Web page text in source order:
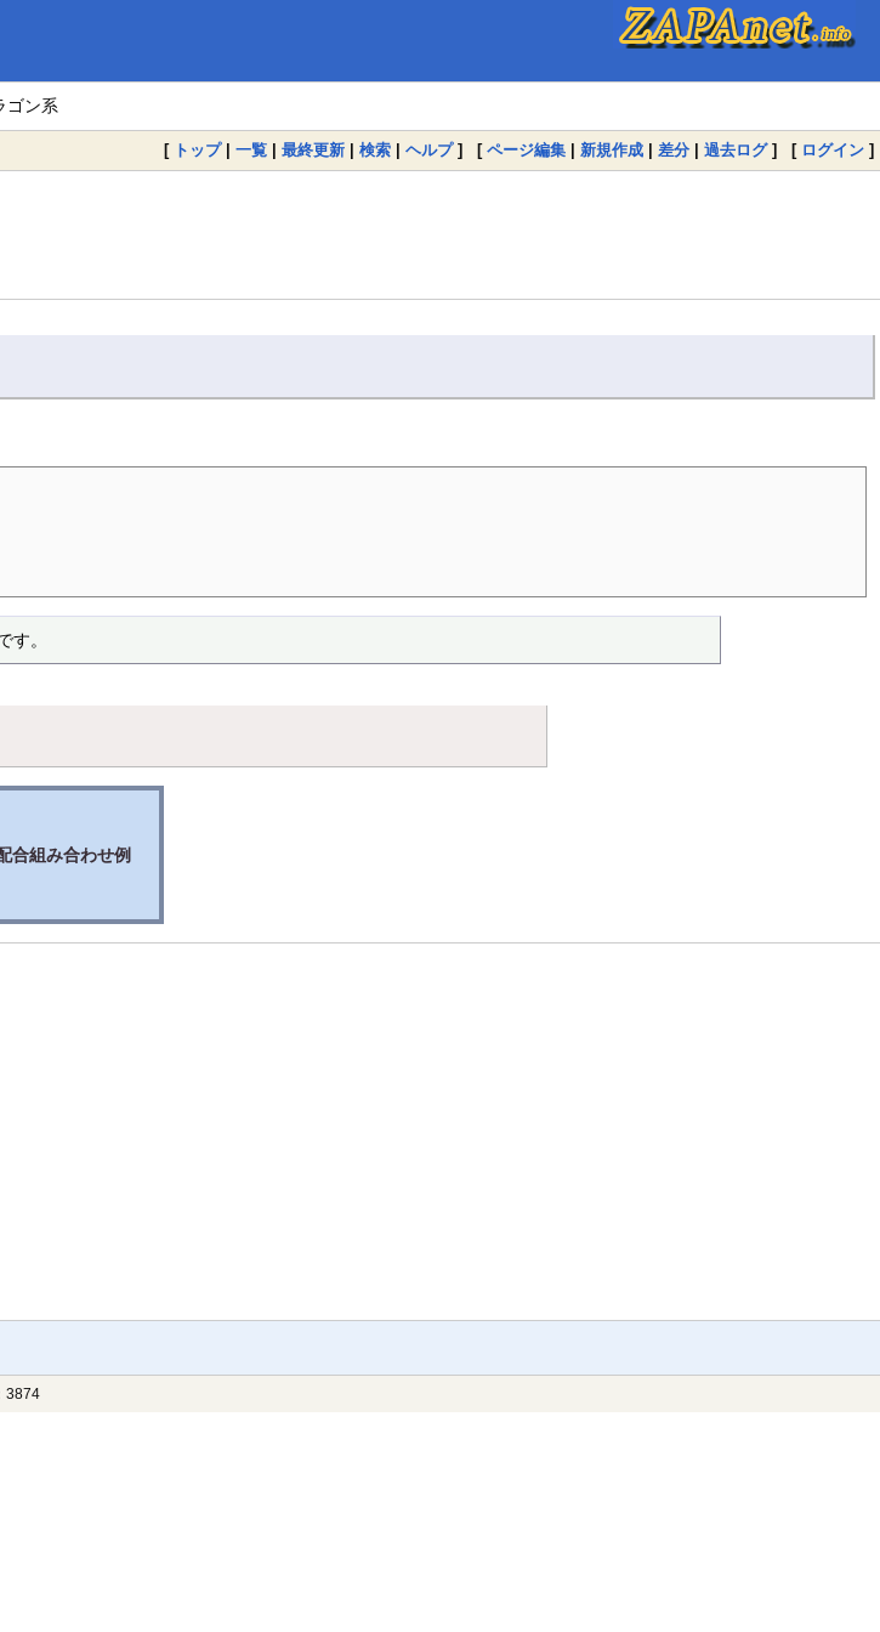
ゴン系
[ トップ| 一覧 | 最終更新 | 検索 | ヘルプ] [ ページ編集 | 新規作成 | 差分 | 過去ログ] [ ログイン ]
す。
合組み合わせ例
3874